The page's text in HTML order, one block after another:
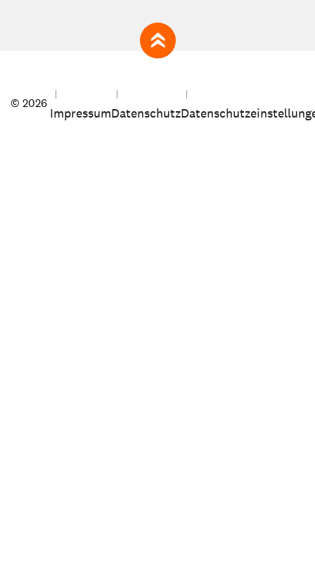
zum Seitenanfang
© 2026
ImpressumDatenschutz